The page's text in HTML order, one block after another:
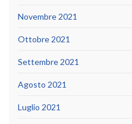
Novembre 2021
Ottobre 2021
Settembre 2021
Agosto 2021
Luglio 2021